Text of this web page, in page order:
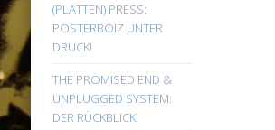
(PLATTEN) PRESS:
POSTERBOIZ UNTER
DRUCK!
THE PROMISED END &
UNPLUGGED SYSTEM:
DER RÜCKBLICK!